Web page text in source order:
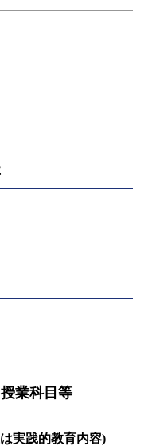
業科目等
実践的教育内容)